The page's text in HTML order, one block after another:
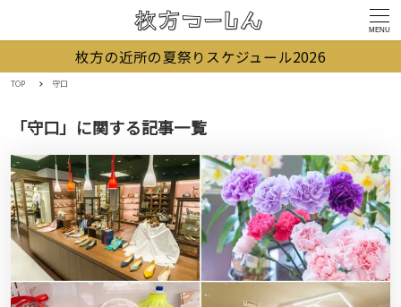
MENU
枚方の近所の夏祭りスケジュール2026
TOP 守口
「守口」に関する記事一覧